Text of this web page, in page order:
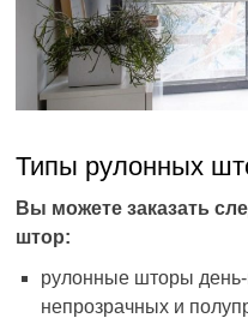
Типы рулонных
Вы можете заказать
штор:
рулонные шторы
непрозрачных и